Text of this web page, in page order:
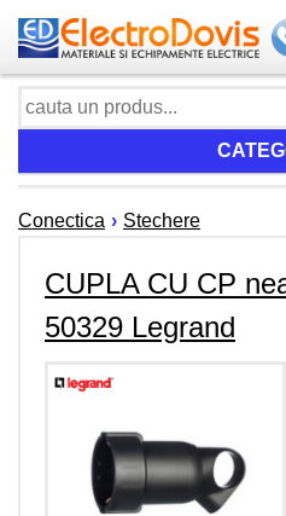
Conectica › Stechere
CUPLA CU CP
50329 Legrand